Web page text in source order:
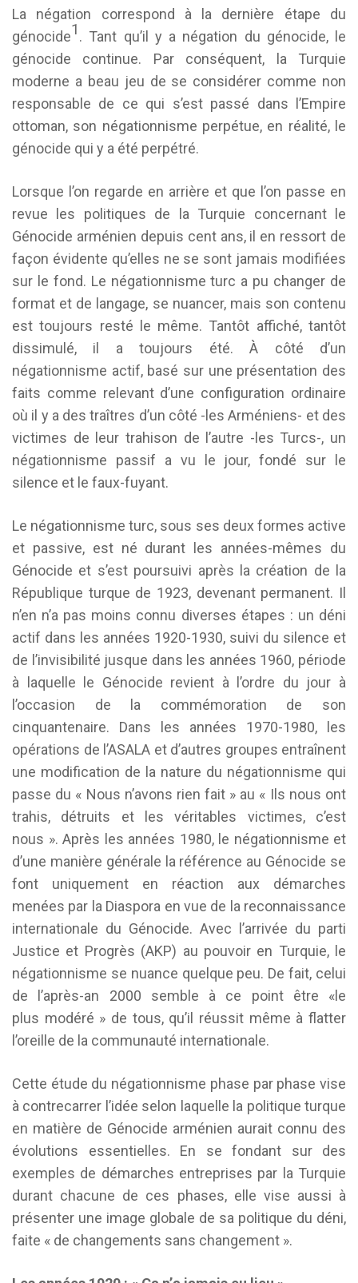
La négation correspond à la dernière étape du
génocide1. Tant qu’il y a négation du génocide, le
génocide continue. Par conséquent, la Turquie
moderne a beau jeu de se considérer comme non
responsable de ce qui s’est passé dans l’Empire
ottoman, son négationnisme perpétue, en réalité, le
génocide qui y a été perpétré.
Lorsque l’on regarde en arrière et que l’on passe en
revue les politiques de la Turquie concernant le
Génocide arménien depuis cent ans, il en ressort de
façon évidente qu’elles ne se sont jamais modifiées
sur le fond. Le négationnisme turc a pu changer de
format et de langage, se nuancer, mais son contenu
est toujours resté le même. Tantôt affiché, tantôt
dissimulé, il a toujours été. À côté d’un
négationnisme actif, basé sur une présentation des
faits comme relevant d’une configuration ordinaire
où il y a des traîtres d’un côté -les Arméniens- et des
victimes de leur trahison de l’autre -les Turcs-, un
négationnisme passif a vu le jour, fondé sur le
silence et le faux-fuyant.
Le négationnisme turc, sous ses deux formes active
et passive, est né durant les années-mêmes du
Génocide et s’est poursuivi après la création de la
République turque de 1923, devenant permanent. Il
n’en n’a pas moins connu diverses étapes : un déni
actif dans les années 1920-1930, suivi du silence et
de l’invisibilité jusque dans les années 1960, période
à laquelle le Génocide revient à l’ordre du jour à
l’occasion de la commémoration de son
cinquantenaire. Dans les années 1970-1980, les
opérations de l’ASALA et d’autres groupes entraînent
une modification de la nature du négationnisme qui
passe du « Nous n’avons rien fait » au « Ils nous ont
trahis, détruits et les véritables victimes, c’est
nous ». Après les années 1980, le négationnisme et
d’une manière générale la référence au Génocide se
font uniquement en réaction aux démarches
menées par la Diaspora en vue de la reconnaissance
internationale du Génocide. Avec l’arrivée du parti
Justice et Progrès (AKP) au pouvoir en Turquie, le
négationnisme se nuance quelque peu. De fait, celui
de l’après-an 2000 semble à ce point être «le
plus modéré » de tous, qu’il réussit même à flatter
l’oreille de la communauté internationale.
Cette étude du négationnisme phase par phase vise
à contrecarrer l’idée selon laquelle la politique turque
en matière de Génocide arménien aurait connu des
évolutions essentielles. En se fondant sur des
exemples de démarches entreprises par la Turquie
durant chacune de ces phases, elle vise aussi à
présenter une image globale de sa politique du déni,
faite « de changements sans changement ».